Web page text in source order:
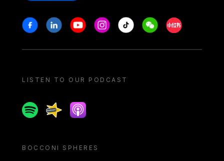
Stay in touch
FacebookLinkedinYoutubeInstagram
Tiktok WeechatXiaohongshu/
LISTEN TO OUR PODCAST
SpotifySpreakerApple podcast
BOCCONI SPHERES